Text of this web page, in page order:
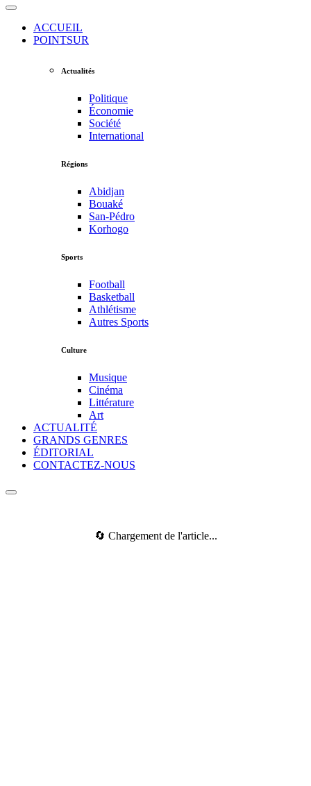
ACCUEIL
POINTSUR
Actualités
Politique
Économie
Société
International
Régions
Abidjan
Bouaké
San-Pédro
Korhogo
Sports
Football
Basketball
Athlétisme
Autres Sports
Culture
Musique
Cinéma
Littérature
Art
ACTUALITÉ
GRANDS GENRES
ÉDITORIAL
CONTACTEZ-NOUS
🔄 Chargement de l'article...